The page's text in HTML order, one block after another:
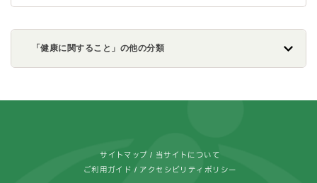
「健康に関すること」の他の分類
サイトマップ 当サイトについて
ご利用ガイド アクセシビリティポリシー